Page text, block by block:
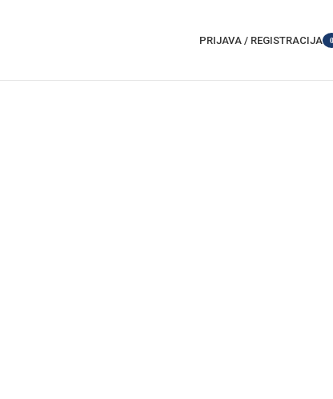
PRIJAVA / REGISTRACIJA
0